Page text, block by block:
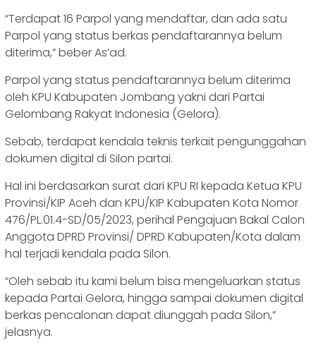
“Terdapat 16 Parpol yang mendaftar, dan ada satu
Parpol yang status berkas pendaftarannya belum
diterima,” beber As’ad.
Parpol yang status pendaftarannya belum diterima
oleh KPU Kabupaten Jombang yakni dari Partai
Gelombang Rakyat Indonesia (Gelora).
Sebab, terdapat kendala teknis terkait pengunggahan
dokumen digital di Silon partai.
Hal ini berdasarkan surat dari KPU RI kepada Ketua KPU
Provinsi/KIP Aceh dan KPU/KIP Kabupaten Kota Nomor
476/PL.01.4-SD/05/2023, perihal Pengajuan Bakal Calon
Anggota DPRD Provinsi/ DPRD Kabupaten/Kota dalam
hal terjadi kendala pada Silon.
“Oleh sebab itu kami belum bisa mengeluarkan status
kepada Partai Gelora, hingga sampai dokumen digital
berkas pencalonan dapat diunggah pada Silon,”
jelasnya.